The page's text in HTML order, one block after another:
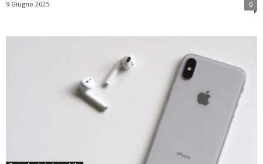
9 Giugno 2025 0